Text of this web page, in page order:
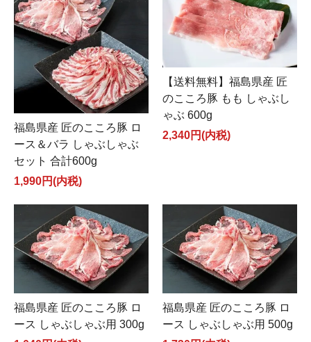
福島県産 匠のこころ豚 ロ
ース＆バラ しゃぶしゃぶ
セット 合計600g
1,990円(内税)
【送料無料】福島県産 匠
のこころ豚 もも しゃぶし
ゃぶ 600g
2,340円(内税)
福島県産 匠のこころ豚 ロ
ース しゃぶしゃぶ用 300g
福島県産 匠のこころ豚 ロ
ース しゃぶしゃぶ用 500g